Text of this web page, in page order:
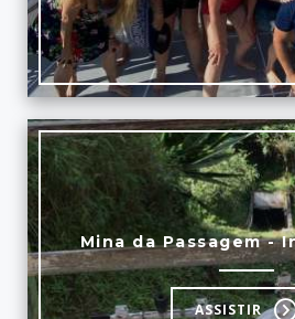
Mina da Passagem -
ASSISTIR